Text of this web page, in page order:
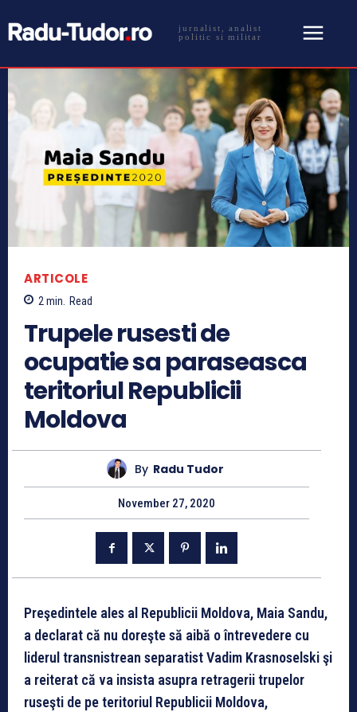
jurnalist, analist
politic si militar
ARTICOLE
2min. Read
Trupele rusesti de
ocupatie sa paraseasca
teritoriul Republicii
Moldova
By Radu Tudor
November 27, 2020
Preşedintele ales al Republicii Moldova, Maia Sandu,
a declarat că nu doreşte să aibă o întrevedere cu
liderul transnistrean separatist Vadim Krasnoselski şi
a reiterat că va insista asupra retragerii trupelor
ruseşti de pe teritoriul Republicii Moldova,